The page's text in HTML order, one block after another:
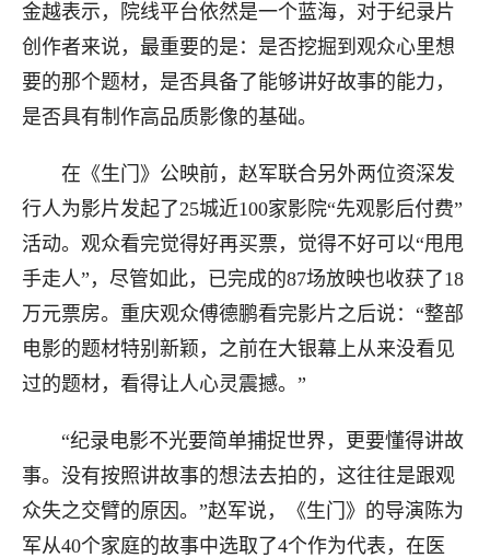
金越表示，院线平台依然是一个蓝海，对于纪录片
创作者来说，最重要的是：是否挖掘到观众心里想
要的那个题材，是否具备了能够讲好故事的能力，
是否具有制作高品质影像的基础。
在《生门》公映前，赵军联合另外两位资深发
行人为影片发起了25城近100家影院“先观影后付费”
活动。观众看完觉得好再买票，觉得不好可以“甩甩
手走人”，尽管如此，已完成的87场放映也收获了18
万元票房。重庆观众傅德鹏看完影片之后说：“整部
电影的题材特别新颖，之前在大银幕上从来没看见
过的题材，看得让人心灵震撼。”
“纪录电影不光要简单捕捉世界，更要懂得讲故
事。没有按照讲故事的想法去拍的，这往往是跟观
众失之交臂的原因。”赵军说，《生门》的导演陈为
军从40个家庭的故事中选取了4个作为代表，在医